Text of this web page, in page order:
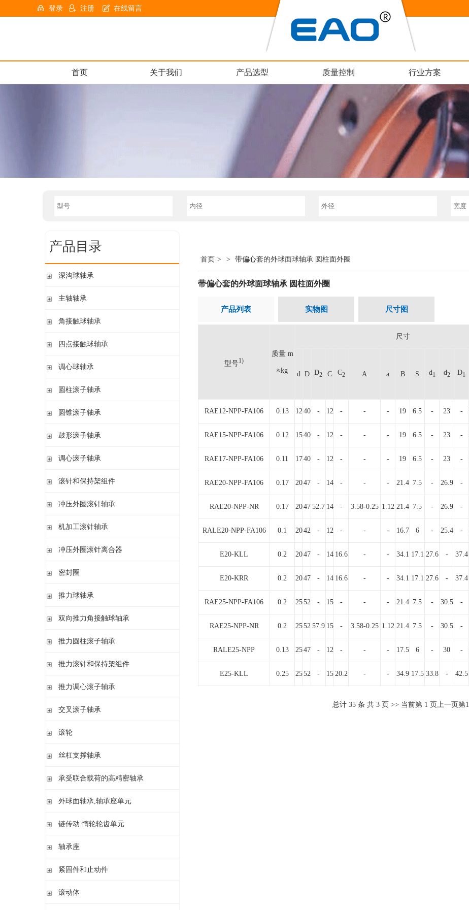
在线留言
登录 注册
首页 关于我们 产品选型 质量控制 行业方案
产品目录
深沟球轴承
单列开式
双列
主轴轴承
带钢球
带钢球 密封
角接触球轴承
单列开式或密封
双列开式或密封
四点接触球轴承
四点接触球轴承
调心球轴承
圆柱孔开式或密封
圆柱孔或圆锥孔 开式
带紧定套开式或密封
带紧定套开式
圆柱滚子轴承
带保持架的圆柱滚子轴承
单列满装圆柱滚子轴承
高精密圆柱滚子轴承
圆锥滚子轴承
单列圆锥滚子轴承
单列英制圆锥滚子轴承
鼓形滚子轴承
圆柱孔或圆锥孔
调心滚子轴承
圆柱孔或圆锥孔
带退卸套
滚针和保持架组件
单列
冲压外圈滚针轴承
开式 闭式 无密封
开式、满装滚针单元、无密封
机加工滚针轴承
无内圈
带内圈 开式
带内圈 密封
无挡边无内圈 开式
调心 有/无内圈
滚针/ 推力球轴承 无内圈 带或不带外罩
滚针/ 推力圆柱滚子轴承 无内圈 带或不带外罩
内圈 无润滑孔
冲压外圈滚针离合器
不带轴承 带滚花或不带滚花
密封圈
密封圈
推力球轴承
单向推力球轴承
双向推力角接触球轴承
双向推力角接触球轴承
推力圆柱滚子轴承
推力圆柱滚子轴承 保持架组件 推力轴承垫圈
推力滚针和保持架组件
推力滚针和保持架组件 推力轴承垫圈
与向心滚针轴承 组合使用
推力调心滚子轴承
推力调心滚子轴承
交叉滚子轴承
交叉滚子轴承
滚轮
支承型滚轮
球轴承滚轮
丝杠支撑轴承
推力角接触球轴承
密封组件 精密锁紧螺母
承受联合载荷的高精密轴承
推力/向心轴承
外球面轴承,轴承座单元
外球面轴承
链传动 惰轮轮齿单元
链传动 惰轮轮齿单元
轴承座
立式轴承座SNV,剖分用于带紧定套的圆锥孔轴承
立式轴承座S30,剖分适用于带紧定套的圆锥孔调心滚子轴承
紧固件和止动件
紧定套
滚动体
首页 > > 带偏心套的外球面球轴承 圆柱面外圈
带偏心套的外球面球轴承 圆柱面外圈
产品列表 实物图 尺寸图
型号1)
质量 m
≈kg
尺寸
d D D2 C C2 A a B S d1 d2 D1
RAE12-NPP-FA106 0.13 1240 - 12 - - - 19 6.5 - 23 -
RAE15-NPP-FA106 0.12 1540 - 12 - - - 19 6.5 - 23 -
RAE17-NPP-FA106 0.11 1740 - 12 - - - 19 6.5 - 23 -
RAE20-NPP-FA106 0.17 2047 - 14 - - - 21.4 7.5 - 26.9 -
RAE20-NPP-NR 0.17 2047 52.7 14 - 3.58-0.25 1.12 21.4 7.5 - 26.9 -
RALE20-NPP-FA106 0.1 2042 - 12 - - - 16.7 6 - 25.4 -
E20-KLL 0.2 2047 - 14 16.6 - - 34.1 17.1 27.6 - 37.4
E20-KRR 0.2 2047 - 14 16.6 - - 34.1 17.1 27.6 - 37.4
RAE25-NPP-FA106 0.2 2552 - 15 - - - 21.4 7.5 - 30.5 -
RAE25-NPP-NR 0.2 2552 57.9 15 - 3.58-0.25 1.12 21.4 7.5 - 30.5 -
RALE25-NPP 0.13 2547 - 12 - - - 17.5 6 - 30 -
E25-KLL 0.25 2552 - 15 20.2 - - 34.9 17.5 33.8 - 42.5
总计 35条 共 3页 >> 当前第 1 页上一页第1